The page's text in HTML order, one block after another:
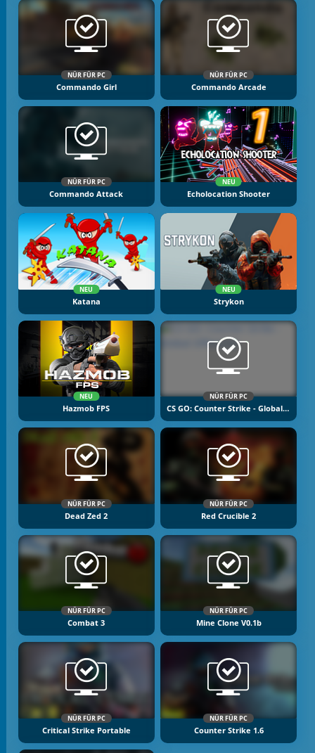
NÜR FÜR PC
Commando Girl
NÜR FÜR PC
Commando Arcade
NÜR FÜR PC
Commando Attack
NEU
Echolocation Shooter
NEU
Katana
NEU
Strykon
NEU
Hazmob FPS
NÜR FÜR PC
CS GO: Counter Strike - Global Offensive
NÜR FÜR PC
Dead Zed 2
NÜR FÜR PC
Red Crucible 2
NÜR FÜR PC
Combat 3
NÜR FÜR PC
Mine Clone V0.1b
NÜR FÜR PC
Critical Strike Portable
NÜR FÜR PC
Counter Strike 1.6